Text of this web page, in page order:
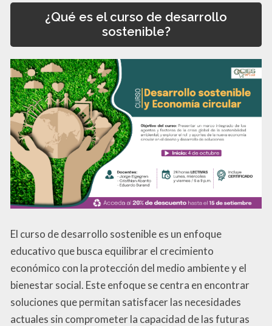
¿Qué es el curso de desarrollo
sostenible?
El curso de desarrollo sostenible es un enfoque
educativo que busca equilibrar el crecimiento
económico con la protección del medio ambiente y el
bienestar social. Este enfoque se centra en encontrar
soluciones que permitan satisfacer las necesidades
actuales sin comprometer la capacidad de las futuras